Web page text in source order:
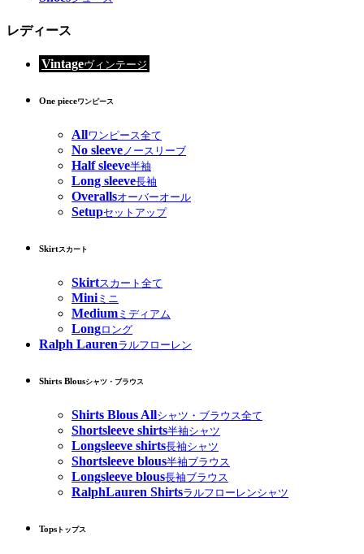
レディース
Vintageヴィンテージ
One pieceワンピース
Allワンピース全て
No sleeveノースリーブ
Half sleeve半袖
Long sleeve長袖
Overallsオーバーオール
Setupセットアップ
Skirtスカート
Skirtスカート全て
Miniミニ
Medium ミディアム
Longロング
Ralph Laurenラルフローレン
Shirts Blousシャツ・ブラウス
Shirts Blous Allシャツ・ブラウス全て
Shortsleeve shirts半袖シャツ
Longsleeve shirts長袖シャツ
Shortsleeve blous半袖ブラウス
Longsleeve blous長袖ブラウス
RalphLauren Shirtsラルフローレンシャツ
Tops トップス